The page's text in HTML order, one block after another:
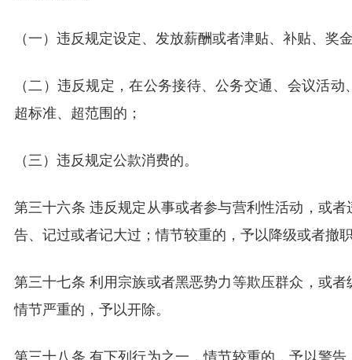
（一）违反规定设定、发放薪酬或者津贴、补贴、奖
（二）违反规定，在公务接待、公务交通、会议活
超标准、超范围的；
（三）违反规定公款消费的。
第三十六条 违反规定从事或者参与营利性活动，或
告、记过或者记大过；情节较重的，予以降级或者撤
第三十七条 利用宗族或者黑恶势力等欺压群众，或
情节严重的，予以开除。
第三十八条 有下列行为之一，情节较重的，予以警